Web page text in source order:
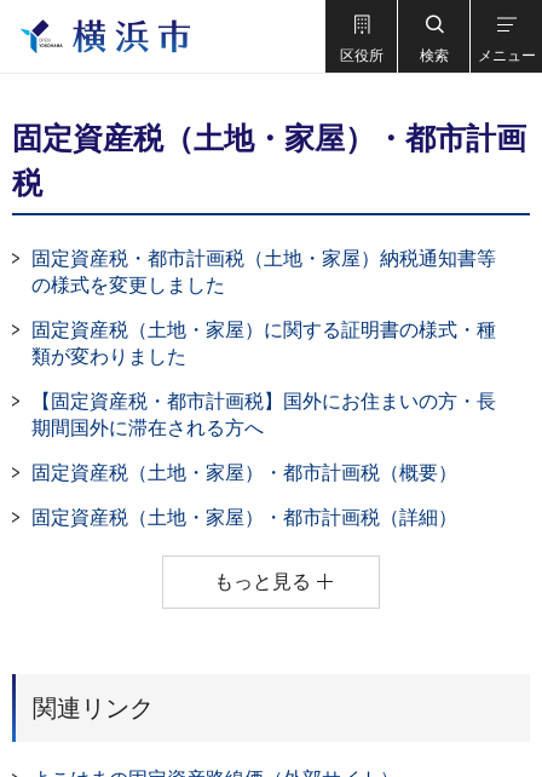
区役所 検索 メニュー
固定資産税（土地・家屋）・都市計画
税
固定資産税・都市計画税（土地・家屋）納税通知書等
の様式を変更しました
固定資産税（土地・家屋）に関する証明書の様式・種
類が変わりました
【固定資産税・都市計画税】国外にお住まいの方・長
期間国外に滞在される方へ
固定資産税（土地・家屋）・都市計画税（概要）
固定資産税（土地・家屋）・都市計画税（詳細）
もっと見る
関連リンク